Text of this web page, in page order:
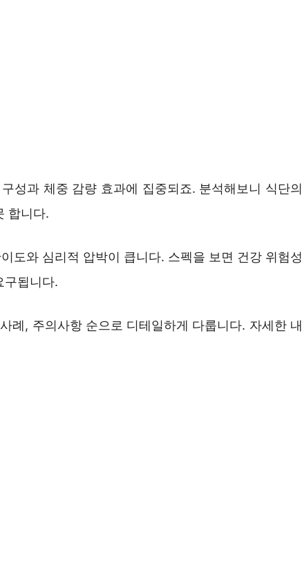
성과 체중 감량 효과에 집중되죠. 분석해보니 식단의
합니다.
도와 심리적 압박이 큽니다. 스펙을 보면 건강 위험성
구됩니다.
례, 주의사항 순으로 디테일하게 다룹니다. 자세한 내